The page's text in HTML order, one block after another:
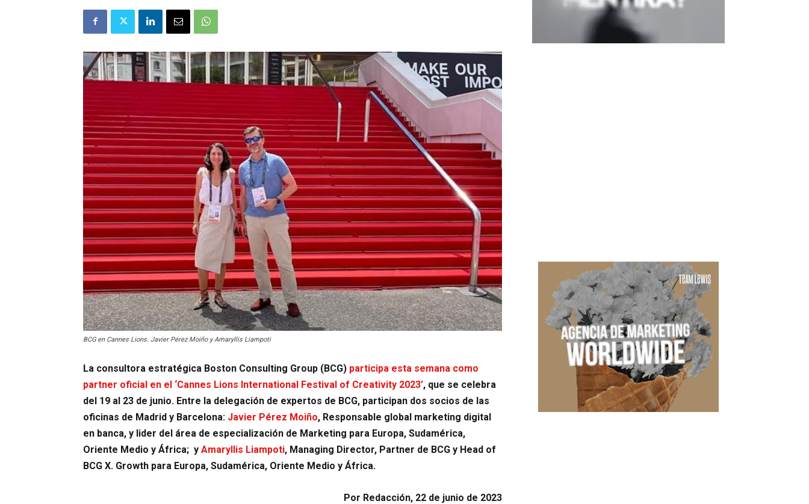
BCG en Cannes Lions. Javier Pérez Moiño y Amaryllis Liampoti
La consultora estratégica Boston Consulting Group (BCG) participa esta semana como
partner oficial en el ‘Cannes Lions International Festival of Creativity 2023’, que se celebra
del 19 al 23 de junio. Entre la delegación de expertos de BCG, participan dos socios de las
oficinas de Madrid y Barcelona: Javier Pérez Moiño, Responsable global marketing digital
en banca, y lider del área de especialización de Marketing para Europa, Sudamérica,
Oriente Medio y África; y Amaryllis Liampoti, Managing Director, Partner de BCG y Head of
BCG X. Growth para Europa, Sudamérica, Oriente Medio y África.
Por Redacción, 22 de junio de 2023